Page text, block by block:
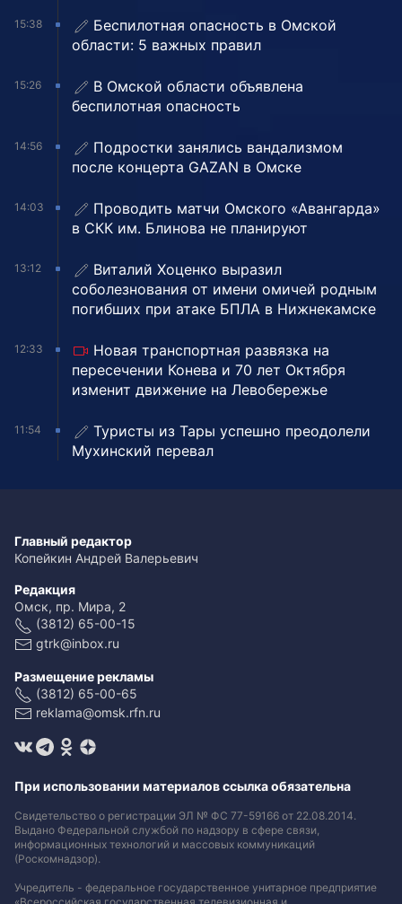
15:38
Беспилотная опасность в Омской
области: 5 важных правил
15:26
В Омской области объявлена
беспилотная опасность
14:56
Подростки занялись вандализмом
после концерта GAZAN в Омске
14:03
Проводить матчи Омского «Авангарда»
в СКК им. Блинова не планируют
13:12
Виталий Хоценко выразил
соболезнования от имени омичей родным
погибших при атаке БПЛА в Нижнекамске
12:33
Новая транспортная развязка на
пересечении Конева и 70 лет Октября
изменит движение на Левобережье
11:54
Туристы из Тары успешно преодолели
Мухинский перевал
Главный редактор
Копейкин Андрей Валерьевич
Редакция
Омск, пр. Мира, 2
(3812) 65-00-15
gtrk@inbox.ru
Размещение рекламы
(3812) 65-00-65
reklama@omsk.rfn.ru
При использовании материалов ссылка обязательна
Свидетельство о регистрации ЭЛ № ФС 77-59166 от 22.08.2014.
Выдано Федеральной службой по надзору в сфере связи,
информационных технологий и массовых коммуникаций
(Роскомнадзор).
Учредитель - федеральное государственное унитарное предприятие